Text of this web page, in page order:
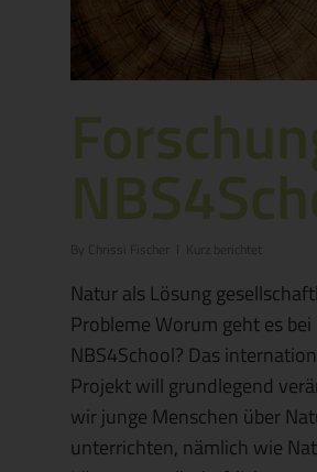
By
Natur als Lösung
Probleme Worum geht es bei
NBS4School? Das
Projekt will grundlegend
wir junge Menschen über
unterrichten, nämlich wie